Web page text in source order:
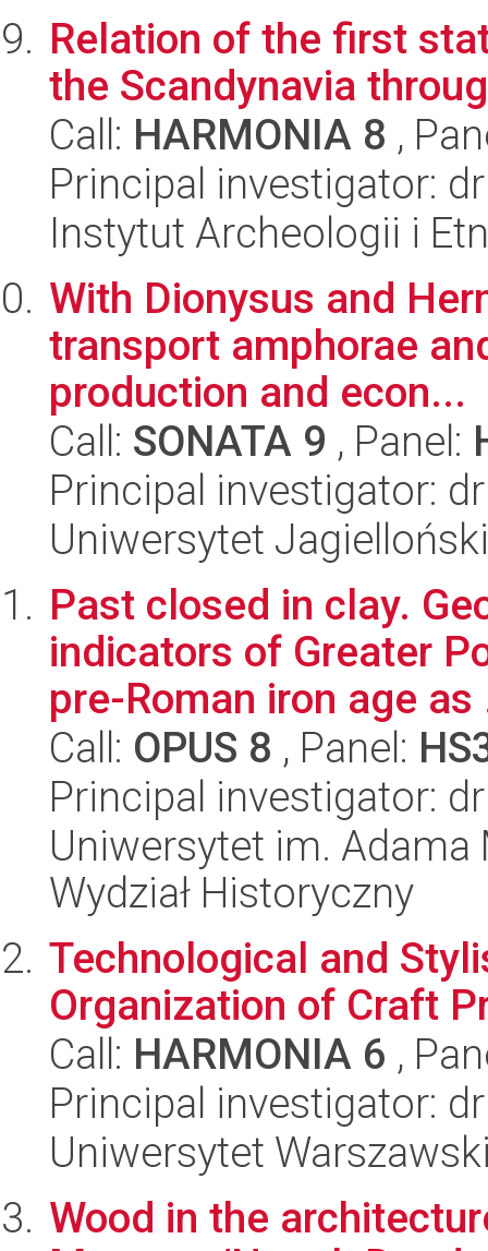
Relation of the first
the Scandynavia
Call: HARMONIA 8 ,
Principal investigator:
Instytut Archeologii i
With Dionysus and
transport amphorae
production and econ...
Call: SONATA 9 , Panel:
Principal investigator:
Uniwersytet
Past closed in clay.
indicators of Greater
pre-Roman iron age as
Call: OPUS 8 , Panel:
Principal investigator:
Uniwersytet im.
Wydział Historyczny
Technological and
Organization of Craft
Call: HARMONIA 6 ,
Principal investigator:
Uniwersytet
Wood in the